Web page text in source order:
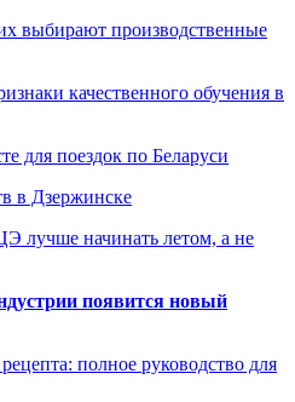
выбирают производственные
качественного обучения в
для поездок по Беларуси
в Дзержинске
лучше начинать летом, а не
появится новый
полное руководство для